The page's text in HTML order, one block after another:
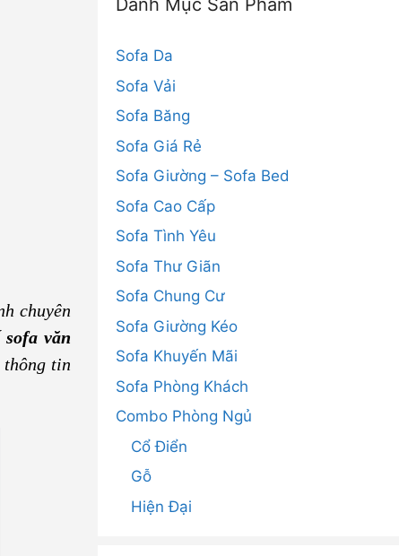
chuyên
sofa văn
thông tin
Danh Mục Sản Phẩm
Sofa Da
Sofa Vải
Sofa Băng
Sofa Giá Rẻ
Sofa Giường – Sofa Bed
Sofa Cao Cấp
Sofa Tình Yêu
Sofa Thư Giãn
Sofa Chung Cư
Sofa Giường Kéo
Sofa Khuyến Mãi
Sofa Phòng Khách
Combo Phòng Ngủ
Cổ Điển
Gỗ
Hiện Đại